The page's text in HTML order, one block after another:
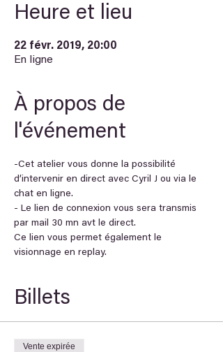
Heure et lieu
22 févr. 2019, 20:00
En ligne
À propos de
l'événement
-Cet atelier vous donne la possibilité
d’intervenir en direct avec Cyril J ou via le
chat en ligne.
- Le lien de connexion vous sera transmis
par mail 30 mn avt le direct.
Ce lien vous permet également le
visionnage en replay.
Billets
Vente expirée